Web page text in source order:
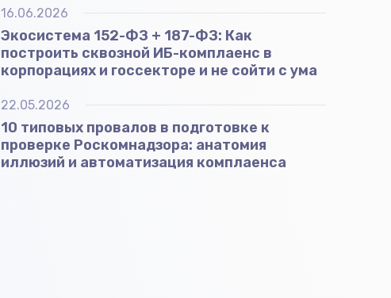
16.06.2026
Экосистема 152-ФЗ + 187-ФЗ: Как
построить сквозной ИБ-комплаенс в
корпорациях и госсекторе и не сойти с ума
22.05.2026
10 типовых провалов в подготовке к
проверке Роскомнадзора: анатомия
иллюзий и автоматизация комплаенса